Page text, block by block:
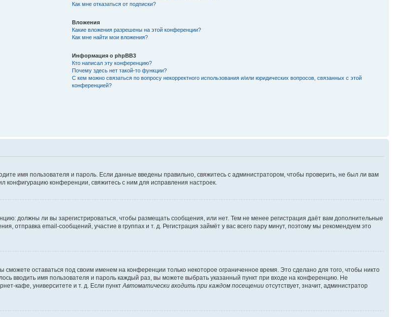
Как мне отказаться от подписки?
Вложения
Какие вложения разрешены на этой конференции?
Как мне найти мои вложения?
Информация о phpBB3
Кто написал эту конференцию?
Почему здесь нет такой-то функции?
С кем можно связаться по вопросу некорректного использования и/или юридических вопросов, связанных с этой
конференцией?
имя пользователя и пароль. Если данные введены правильно, свяжитесь с администратором, чтобы проверить, не был ли вам
конфигурацию конференции, свяжитесь с ним для исправления настроек.
должны ли вы зарегистрироваться, чтобы размещать сообщения, или нет. Тем не менее регистрация даёт вам дополнительные
отправка email-сообщений, участие в группах и т. д. Регистрация займёт у вас всего пару минут, поэтому мы рекомендуем это
сможете оставаться под своим именем на конференции только некоторое ограниченное время. Это сделано для того, чтобы никто
вводить имя пользователя и пароль каждый раз, вы можете выбрать указанный пункт при входе на конференцию. Не
кафе, университете и т. д. Если пункт Автоматически входить при каждом посещении отсутствует, значит, администратор